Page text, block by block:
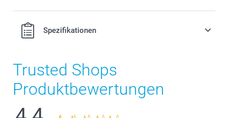
Spezifikationen
Trusted Shops
Produktbewertungen